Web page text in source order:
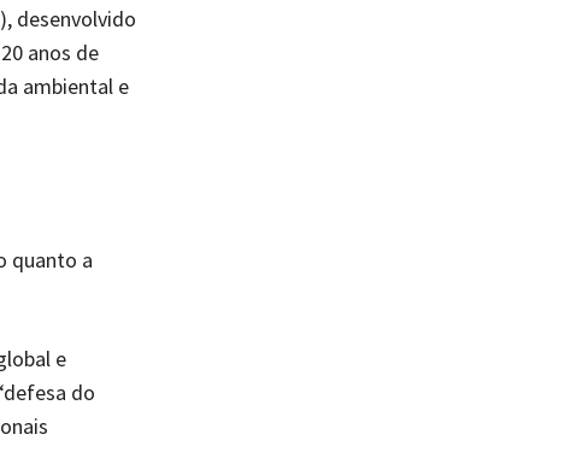
desenvolvido
anos de
ambiental e
quanto a
e
do